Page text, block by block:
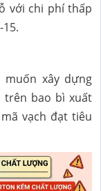
với chi phí thấp
muốn xây dựng
trên bao bì xuất
vạch đạt tiêu